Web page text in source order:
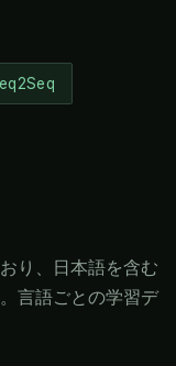
り、日本語を含む
言語ごとの学習デ